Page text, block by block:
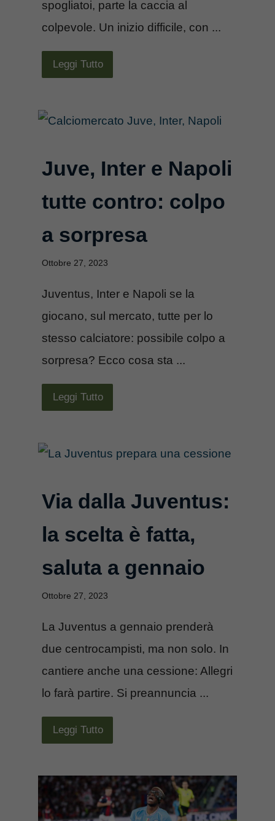
spogliatoi, parte la caccia al
colpevole. Un inizio difficile, con ...
Leggi Tutto
Juve, Inter e Napoli
tutte contro: colpo
a sorpresa
Ottobre 27, 2023
Juventus, Inter e Napoli se la
giocano, sul mercato, tutte per lo
stesso calciatore: possibile colpo a
sorpresa? Ecco cosa sta ...
Leggi Tutto
Via dalla Juventus:
la scelta è fatta,
saluta a gennaio
Ottobre 27, 2023
La Juventus a gennaio prenderà
due centrocampisti, ma non solo. In
cantiere anche una cessione: Allegri
lo farà partire. Si preannuncia ...
Leggi Tutto